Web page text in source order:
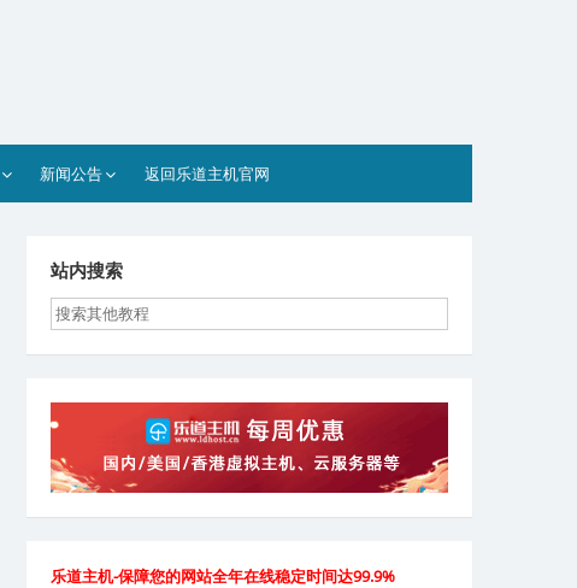
新闻公告 返回乐道主机官网
站内搜索
乐道主机-保障您的网站全年在线稳定时间达99.9%